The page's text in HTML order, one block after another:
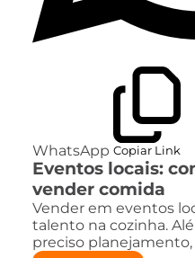
WhatsApp Copiar Link
Eventos locais:
vender comida
Vender em eventos
talento na cozinha.
preciso